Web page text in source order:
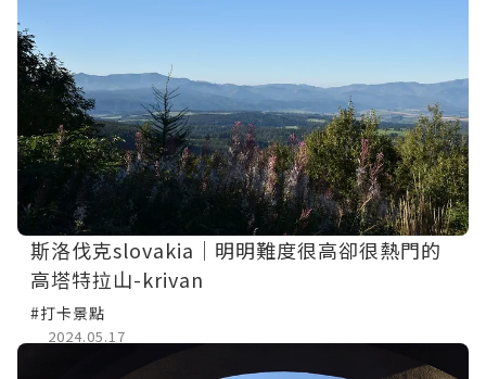
斯洛伐克slovakia｜明明難度很高卻很熱門的
高塔特拉山-krivan
#打卡景點
2024.05.17